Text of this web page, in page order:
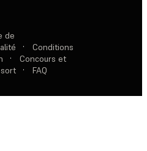
de
·
Conditions
·
Concours et
· FAQ